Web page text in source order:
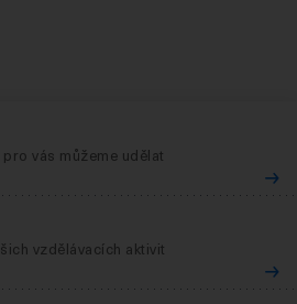
vás můžeme udělat
vzdělávacích aktivit